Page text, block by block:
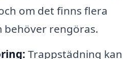
om det finns flera
behöver rengöras.
Trappstädning kan